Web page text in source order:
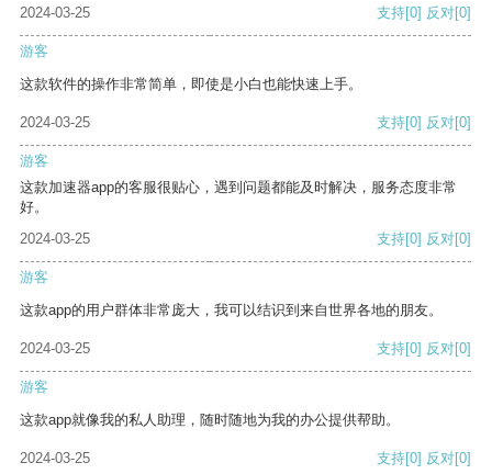
2024-03-25
支持[0] 反对[0]
游客
这款软件的操作非常简单，即使是小白也能快速上手。
2024-03-25 支持[0] 反对[0]
游客
这款加速器app的客服很贴心，遇到问题都能及时解决，服务态度非常
好。
2024-03-25
支持[0] 反对[0]
游客
这款app的用户群体非常庞大，我可以结识到来自世界各地的朋友。
2024-03-25 支持[0] 反对[0]
游客
这款app就像我的私人助理，随时随地为我的办公提供帮助。
2024-03-25 支持[0] 反对[0]